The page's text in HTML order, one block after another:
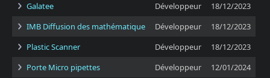
Galatee
Développeur
18/12/2023
IMB Diffusion des mathématique
Développeur
18/12/2023
Plastic Scanner
Développeur
18/12/2023
Porte Micro pipettes
Développeur
12/01/2024